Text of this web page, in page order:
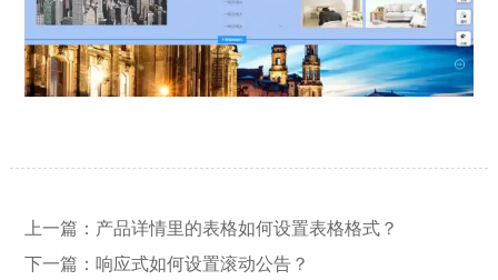
上一篇： 产品详情里的表格如何设置表格格式？
下一篇： 响应式如何设置滚动公告？
【网站建设】网站的留言板如何绑定
2026/03/12